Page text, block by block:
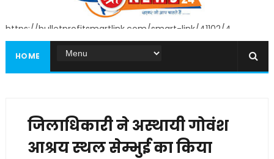
https://bulletprofitsmartlink.com/smart-link/41102/4
HOME
जिलाधिकारी ने अस्थायी गोवंश
आश्रय स्थल सेम्भुई का किया